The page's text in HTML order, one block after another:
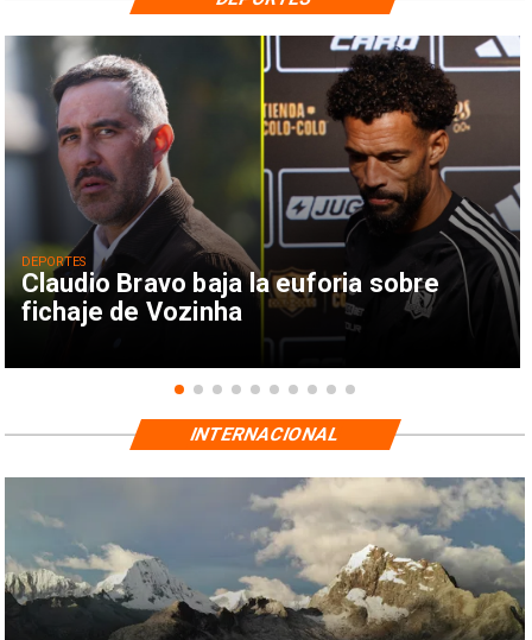
Claudio Bravo baja la euforia sobre
fichaje de Vozinha
DEPORTES
INTERNACIONAL